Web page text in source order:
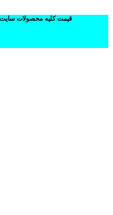
قیمت کلیه محصولات سایت